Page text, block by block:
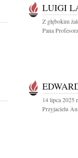
LUIGI
Z głębokim
Pana
14 lipca 2025
Przyjacielu